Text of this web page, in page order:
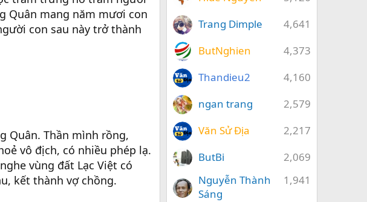
Quân mang năm mươi con
con sau này trở thành
Quân. Thần mình rồng,
vô địch, có nhiều phép lạ.
vùng đất Lạc Việt có
kết thành vợ chồng.
4,641
Trang Dimple
4,373
ButNghien
4,160
Thandieu2
2,579
ngan trang
2,217
Văn Sử Địa
2,069
ButBi
1,941
Nguyễn Thành
Sáng